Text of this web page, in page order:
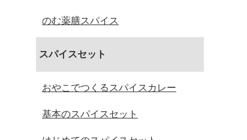
のむ薬膳スパイス
スパイスセット
おやこでつくるスパイスカレー
基本のスパイスセット